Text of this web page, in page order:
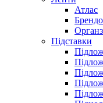
Атлас
Підставки